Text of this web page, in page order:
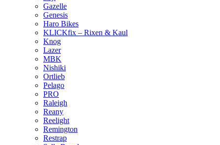
Gazelle
Genesis
Haro Bikes
KLICKfix – Rixen & Kaul
Knog
Lazer
MBK
Nishiki
Ortlieb
Pelago
PRO
Raleigh
Reany
Reelight
Remington
Restrap